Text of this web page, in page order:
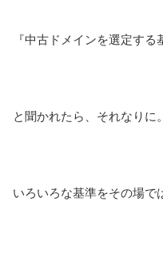
『中古ドメインを選定する
と聞かれたら、それなりに。
いろいろな基準をその場で